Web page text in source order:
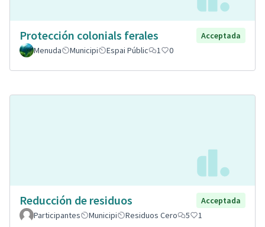
Protección colonials ferales
Acceptada
Menuda
Municipi Espai Públic 1 0
Reducción de residuos
Acceptada
Participantes
Municipi Residuos Cero 5 1